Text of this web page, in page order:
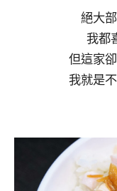
絕大
我都
但這家
我就是